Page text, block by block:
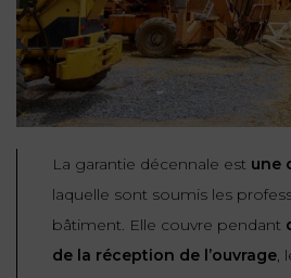
DU
TRAVAIL
RESPONSABILITÉ
& ASSURANCE
CONSOMMATION
CONSOMMATION
DROIT
DES
RESPONSABILITÉ
& ASSURANCE
AGN
AVOCATS
SERVICE
FRANCO-
TURC
START-
UPS
NOUS
CONNAÎTRE
EQUIPE
DIRIGEANTE
REJOIGNEZ-
NOUS
Nos
agences
RDV
La garantie décennale est une
laquelle sont soumis les
bâtiment. Elle couvre pendant
de la réception de l’ouvrage,